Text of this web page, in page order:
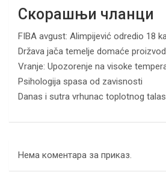
Скорашњи чланци
FIBA avgust: Alimpijević odredio 18
Država jača temelje domaće
Vranje: Upozorenje na visoke
Psihologija spasa od zavisnosti
Danas i sutra vrhunac toplotnog
Нема коментара за приказ.